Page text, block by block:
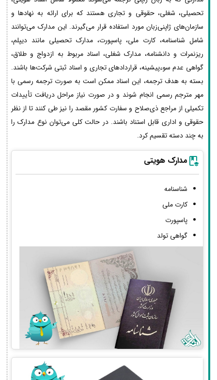
تحصیلی، شغلی، حقوقی و تجاری هستند که برای ارائه به نهادها و
سازمان‌های ژاپنی‌زبان مورد استفاده قرار می‌گیرند. این مدارک می‌توانند
شامل شناسنامه، کارت ملی، پاسپورت، مدارک تحصیلی مانند دیپلم،
ریزنمرات و دانشنامه، مدارک شغلی، اسناد مربوط به ازدواج و طلاق،
گواهی عدم سوءپیشینه، قراردادهای تجاری و اسناد ثبتی شرکت‌ها باشند.
بسته به هدف ترجمه، این اسناد ممکن است به صورت ترجمه رسمی با
مهر مترجم رسمی انجام شوند و در صورت نیاز مراحل دریافت تأییدات
تکمیلی از مراجع ذی‌صلاح و سفارت کشور مقصد را نیز طی کنند تا از نظر
حقوقی و اداری قابل استناد باشند. در حالت کلی می‌توان نوع مدارک را
به چند دسته تقسیم کرد.
مدارک هویتی
شناسنامه
کارت ملی
پاسپورت
گواهی تولد